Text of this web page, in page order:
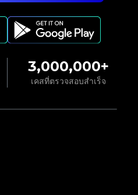
3,000,000+
เคสที่ตรวจสอบสำเร็จ